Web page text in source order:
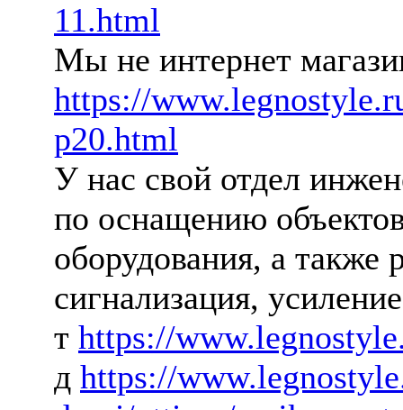
11.html
Мы не интернет
https://
p20.html
У нас свой отдел
по оснащению
оборудования, а также
сигнализация,
т https://
д https://